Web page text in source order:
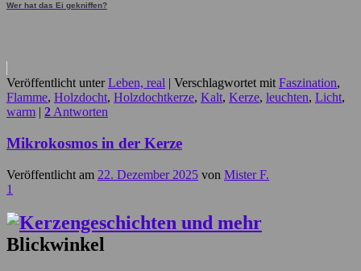
Wer hat das Ei gekniffen?
Veröffentlicht unter Leben, real | Verschlagwortet mit Faszination,
Flamme, Holzdocht, Holzdochtkerze, Kalt, Kerze, leuchten, Licht,
warm | 2 Antworten
Mikrokosmos in der Kerze
Veröffentlicht am 22. Dezember 2025 von Mister F.
1
Blickwinkel